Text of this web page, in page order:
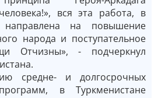
вся эта работа, в
на повышение
народа и поступательное
Отчизны», - подчеркнул
средне- и долгосрочных
в Туркменистане